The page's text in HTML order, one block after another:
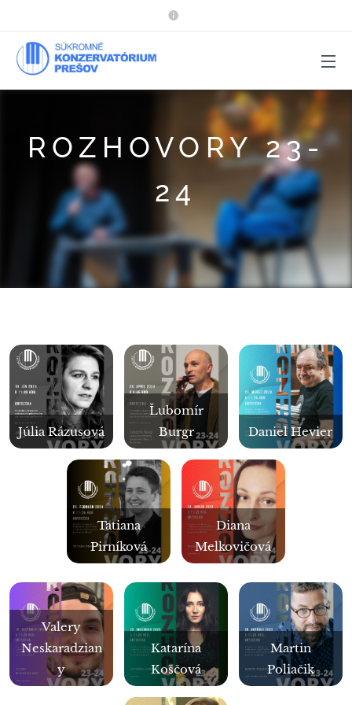
ROZHOVORY 23-
24
Júlia Rázusová
Ľubomír
Burgr
Daniel Hevier
Tatiana
Pirníková
Diana
Melkovičová
Valery
Neskaradzian
y
Katarína
Koščová
Martin
Poliačik